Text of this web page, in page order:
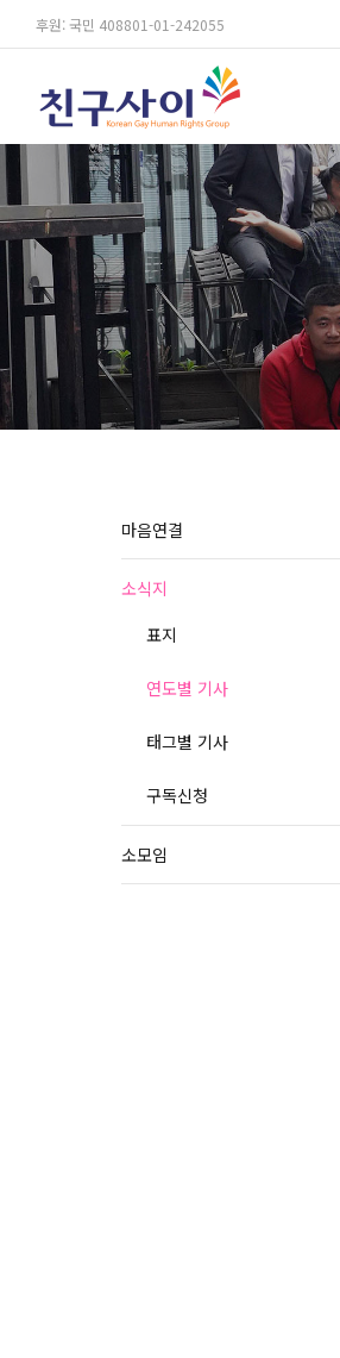
후원: 국민 408801-01-242055
마음연결
소식지
표지
연도별 기사
태그별 기사
구독신청
소모임